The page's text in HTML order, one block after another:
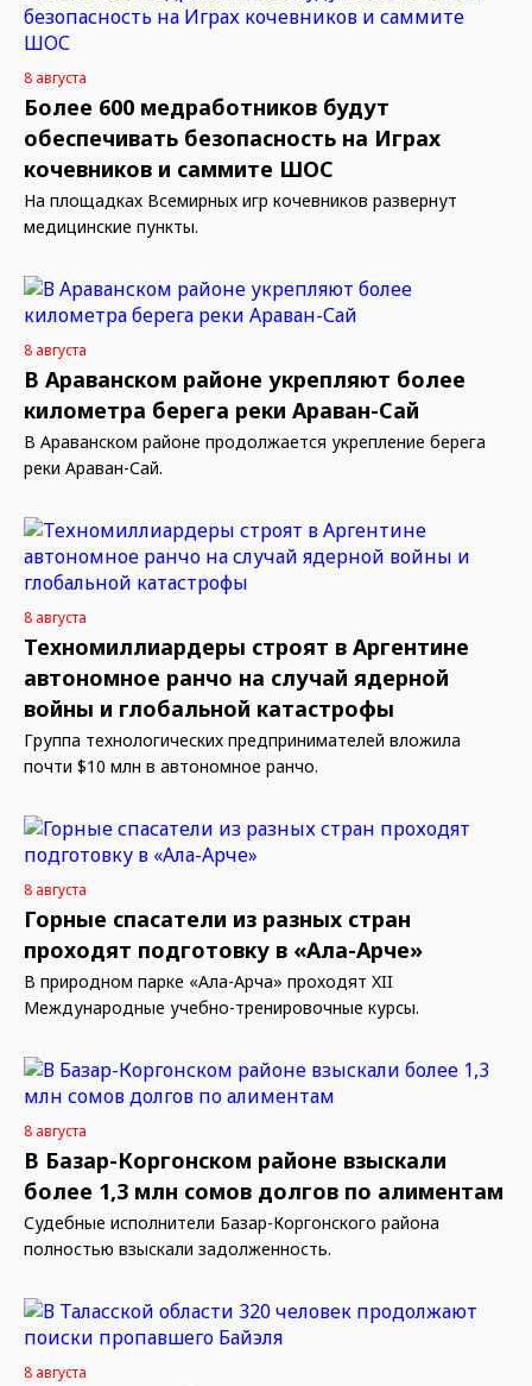
8 августа
Более 600 медработников будут
обеспечивать безопасность на Играх
кочевников и саммите ШОС
На площадках Всемирных игр кочевников развернут
медицинские пункты.
8 августа
В Араванском районе укрепляют более
километра берега реки Араван-Сай
В Араванском районе продолжается укрепление берега
реки Араван-Сай.
8 августа
Техномиллиардеры строят в Аргентине
автономное ранчо на случай ядерной
войны и глобальной катастрофы
Группа технологических предпринимателей вложила
почти $10 млн в автономное ранчо.
8 августа
Горные спасатели из разных стран
проходят подготовку в «Ала-Арче»
В природном парке «Ала-Арча» проходят XII
Международные учебно-тренировочные курсы.
8 августа
В Базар-Коргонском районе взыскали
более 1,3 млн сомов долгов по алиментам
Судебные исполнители Базар-Коргонского района
полностью взыскали задолженность.
8 августа